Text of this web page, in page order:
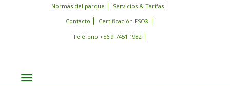
Normas del parque
Servicios & Tarifas
Contacto
Certificación FSC®
Teléfono +56 9 7451 1982
Toggle